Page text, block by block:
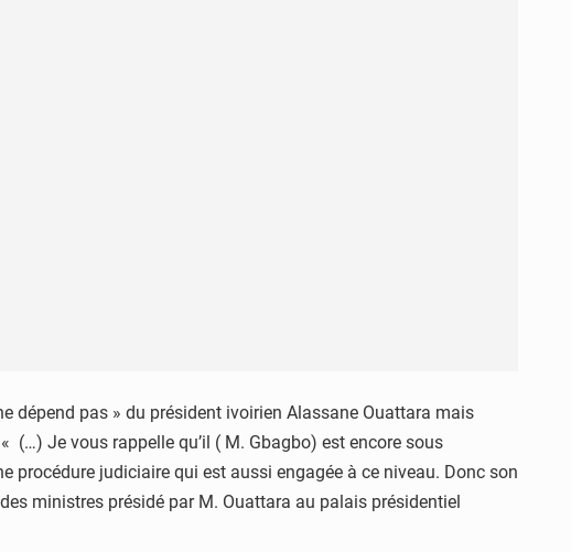
dépend pas » du président ivoirien Alassane Ouattara mais
(…) Je vous rappelle qu’il ( M. Gbagbo) est encore sous
procédure judiciaire qui est aussi engagée à ce niveau. Donc son
ministres présidé par M. Ouattara au palais présidentiel